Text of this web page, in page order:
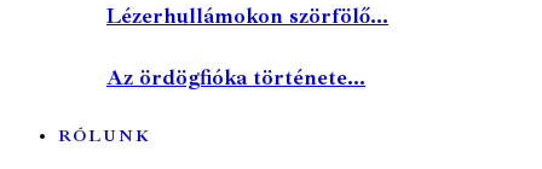
Lézerhullámokon szörfölő...
Az ördögfióka története...
RÓLUNK